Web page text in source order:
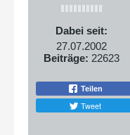
Dabei seit:
27.07.2002
Beiträge: 22623
Teilen
Tweet